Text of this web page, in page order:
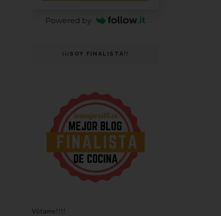
Powered by
¡¡¡SOY FINALISTA!!
Vótame!!!!